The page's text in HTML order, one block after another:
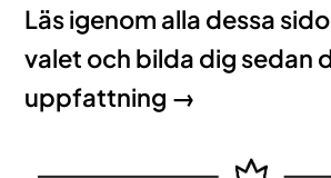
Läs igenom alla dessa
valet och bilda dig sedan
uppfattning →